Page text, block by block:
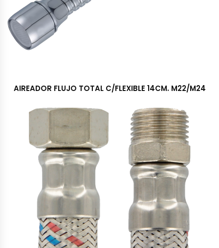
AIREADOR FLUJO TOTAL C/FLEXIBLE 14CM. M22/M24